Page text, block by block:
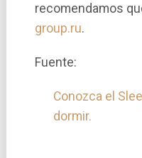
recomendamos
group.ru.
Fuente:
Conozca el
dormir.